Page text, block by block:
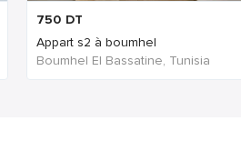
750 DT
Appart s2 à boumhel
Boumhel El Bassatine, Tunisia